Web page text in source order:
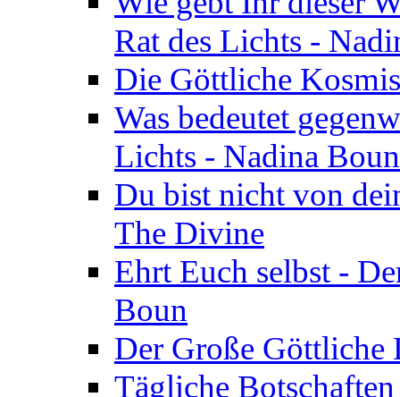
Rat des Lichts -
Die Göttliche
Was bedeutet
Lichts - Nadina Boun
Du bist nicht von
The Divine
Ehrt Euch selbst -
Boun
Der Große
Tägliche